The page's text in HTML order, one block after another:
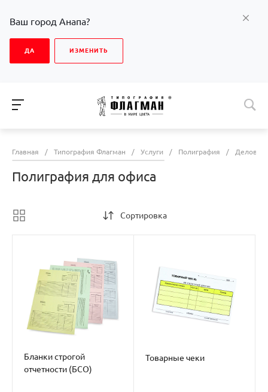
Ваш город Анапа?
ДА ИЗМЕНИТЬ
Главная / Типография Флагман / Услуги / Полиграфия / Деловая
Полиграфия для офиса
Сортировка
Бланки строгой
отчетности (БСО)
Товарные чеки